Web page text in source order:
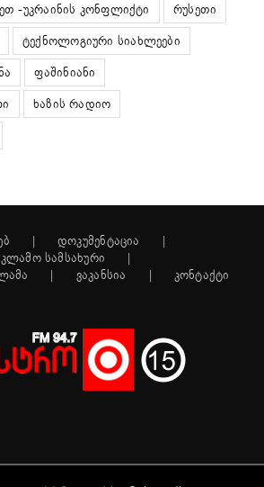
-უკრაინის კონფლიქტი
რუსეთი
ტექნოლოგიური სიახლეები
ფაშინიანი
ხაზის რადიო
დოკუმენტაცია
სამსახური
ვაკანსია კონტაქტი